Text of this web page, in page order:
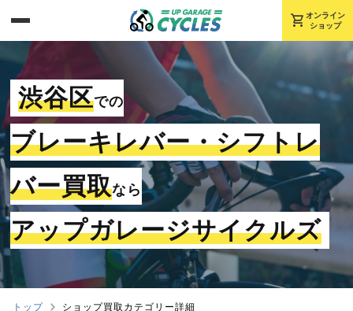
shopping_cart オンライン
ショップ
渋谷区での
ブレーキレバー・シフトレ
バー買取なら
アップガレージサイクルズ
トップ ショップ買取カテゴリー詳細